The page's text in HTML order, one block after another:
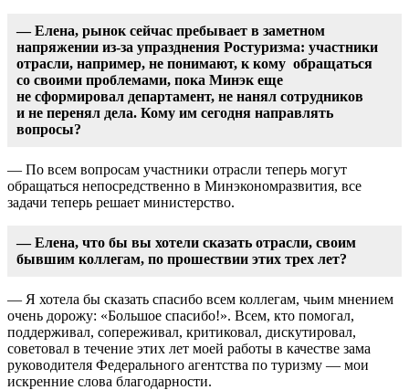
— Елена, рынок сейчас пребывает в заметном
напряжении из-за упразднения Ростуризма: участники
отрасли, например, не понимают, к кому обращаться
со своими проблемами, пока Минэк еще
не сформировал департамент, не нанял сотрудников
и не перенял дела. Кому им сегодня направлять
вопросы?
— По всем вопросам участники отрасли теперь могут
обращаться непосредственно в Минэкономразвития, все
задачи теперь решает министерство.
— Елена, что бы вы хотели сказать отрасли, своим
бывшим коллегам, по прошествии этих трех лет?
— Я хотела бы сказать спасибо всем коллегам, чьим мнением
очень дорожу: «Большое спасибо!». Всем, кто помогал,
поддерживал, сопереживал, критиковал, дискутировал,
советовал в течение этих лет моей работы в качестве зама
руководителя Федерального агентства по туризму — мои
искренние слова благодарности.